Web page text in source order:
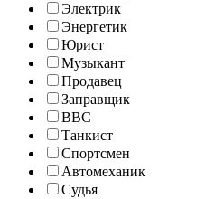
Электрик
Энергетик
Юрист
Музыкант
Продавец
Заправщик
ВВС
Танкист
Спортсмен
Автомеханик
Судья